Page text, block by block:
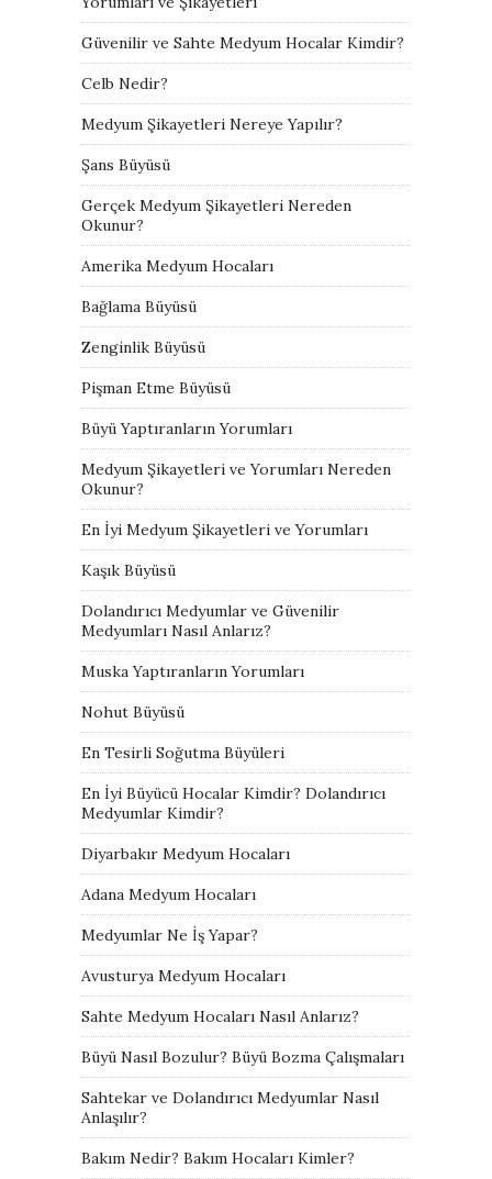
Güvenilir ve Sahte Medyum Hocalar Kimdir?
Celb Nedir?
Medyum Şikayetleri Nereye Yapılır?
Şans Büyüsü
Gerçek Medyum Şikayetleri Nereden
Okunur?
Amerika Medyum Hocaları
Bağlama Büyüsü
Zenginlik Büyüsü
Pişman Etme Büyüsü
Büyü Yaptıranların Yorumları
Medyum Şikayetleri ve Yorumları Nereden
Okunur?
En İyi Medyum Şikayetleri ve Yorumları
Kaşık Büyüsü
Dolandırıcı Medyumlar ve Güvenilir
Medyumları Nasıl Anlarız?
Muska Yaptıranların Yorumları
Nohut Büyüsü
En Tesirli Soğutma Büyüleri
En İyi Büyücü Hocalar Kimdir? Dolandırıcı
Medyumlar Kimdir?
Diyarbakır Medyum Hocaları
Adana Medyum Hocaları
Medyumlar Ne İş Yapar?
Avusturya Medyum Hocaları
Sahte Medyum Hocaları Nasıl Anlarız?
Büyü Nasıl Bozulur? Büyü Bozma Çalışmaları
Sahtekar ve Dolandırıcı Medyumlar Nasıl
Anlaşılır?
Bakım Nedir? Bakım Hocaları Kimler?